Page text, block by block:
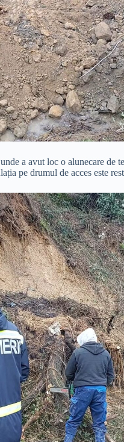
a avut loc o alunecare de
pe drumul de acces este